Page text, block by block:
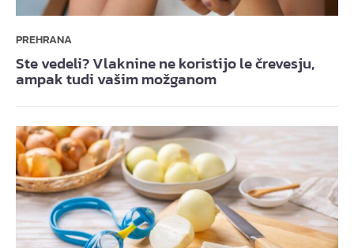
PREHRANA
Ste vedeli? Vlaknine ne koristijo le črevesju,
ampak tudi vašim možganom